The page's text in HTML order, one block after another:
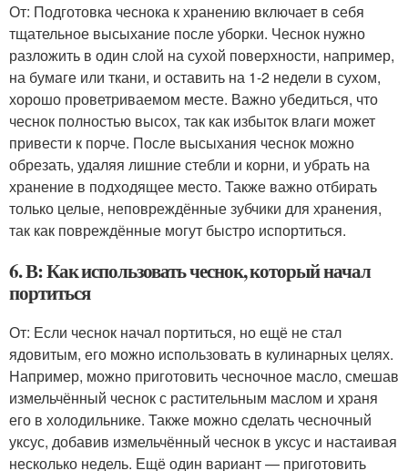
От: Подготовка чеснока к хранению включает в себя
тщательное высыхание после уборки. Чеснок нужно
разложить в один слой на сухой поверхности, например,
на бумаге или ткани, и оставить на 1-2 недели в сухом,
хорошо проветриваемом месте. Важно убедиться, что
чеснок полностью высох, так как избыток влаги может
привести к порче. После высыхания чеснок можно
обрезать, удаляя лишние стебли и корни, и убрать на
хранение в подходящее место. Также важно отбирать
только целые, неповреждённые зубчики для хранения,
так как повреждённые могут быстро испортиться.
6. В: Как использовать чеснок, который начал
портиться
От: Если чеснок начал портиться, но ещё не стал
ядовитым, его можно использовать в кулинарных целях.
Например, можно приготовить чесночное масло, смешав
измельчённый чеснок с растительным маслом и храня
его в холодильнике. Также можно сделать чесночный
уксус, добавив измельчённый чеснок в уксус и настаивая
несколько недель. Ещё один вариант — приготовить